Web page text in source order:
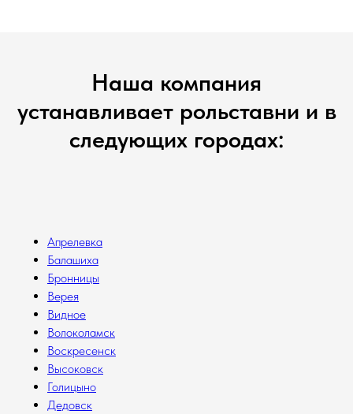
Наша компания
устанавливает рольставни и в
следующих городах:
Апрелевка
Балашиха
Бронницы
Верея
Видное
Волоколамск
Воскресенск
Высоковск
Голицыно
Дедовск